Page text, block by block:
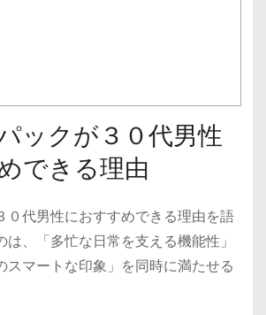
ックが３０代男性
できる理由
０代男性におすすめできる理由を語
は、「多忙な日常を支える機能性」
スマートな印象」を同時に満たせる